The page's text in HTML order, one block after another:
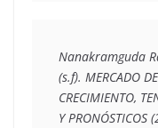
Nanakramguda
(s.f). MERCADO
CRECIMIENTO,
Y